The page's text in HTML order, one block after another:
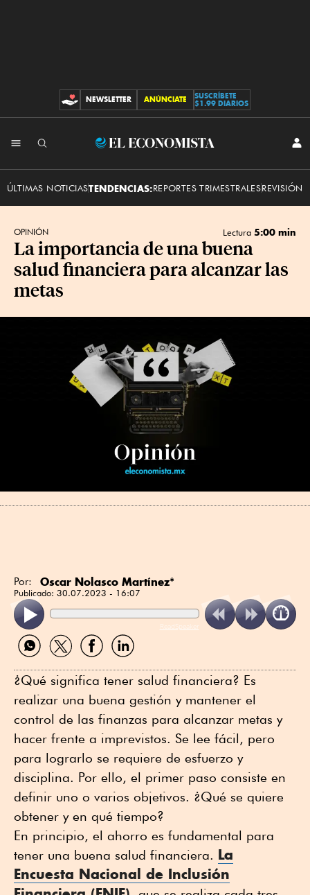
CONTRIBUCIONES
NEWSLETTER ANÚNCIATE
SUSCRÍBETE
$1.99 DIARIOS
El
ÚLTIMAS NOTICIASTENDENCIAS:REPORTES TRIMESTRALESREVISIÓN
OPINIÓN Lectura 5:00 min
La importancia de una buena
salud financiera para alcanzar las
metas
Por: Oscar Nolasco Martínez*
Publicado: 30.07.2023 - 16:07
ReadSpeaker
Compartir
por
Compartir
por
Compartir
por
Compartir
por
¿Qué significa tener salud financiera? Es
realizar una buena gestión y mantener el
control de las finanzas para alcanzar metas y
hacer frente a imprevistos. Se lee fácil, pero
para lograrlo se requiere de esfuerzo y
disciplina. Por ello, el primer paso consiste en
definir uno o varios objetivos. ¿Qué se quiere
obtener y en qué tiempo?
En principio, el ahorro es fundamental para
tener una buena salud financiera. La
Encuesta Nacional de Inclusión